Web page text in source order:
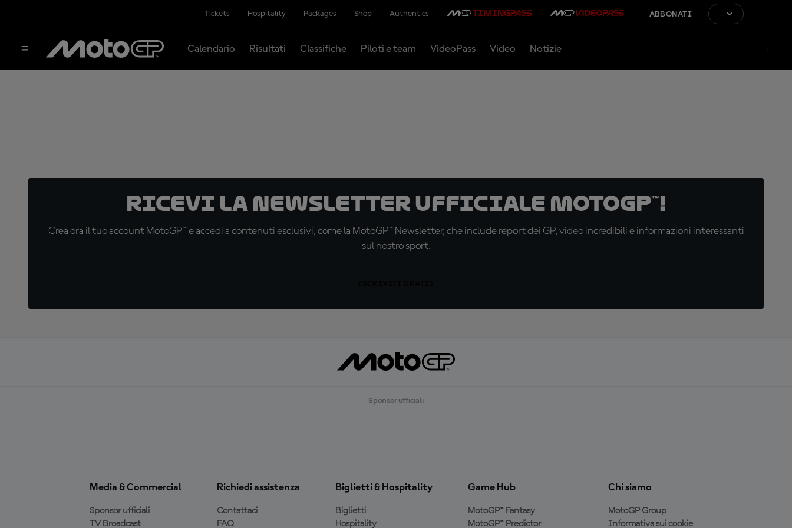
Tickets Hospitality Packages Shop Authentics ABBONATI
Calendario Risultati Classifiche Piloti e team VideoPass Video Notizie
Ricevi la newsletter ufficiale MotoGP™!
Crea ora il tuo account MotoGP™ e accedi a contenuti esclusivi, come la MotoGP™ Newsletter, che include report dei GP, video incredibili e informazioni interessanti
sul nostro sport.
Sponsor ufficiali
Media & Commercial
Sponsor ufficiali
TV Broadcast
Richiedi assistenza
Contattaci
FAQ
Biglietti & Hospitality
Biglietti
Hospitality
Game Hub
MotoGP™ Fantasy
MotoGP™ Predictor
Chi siamo
MotoGP Group
Informativa sui cookie